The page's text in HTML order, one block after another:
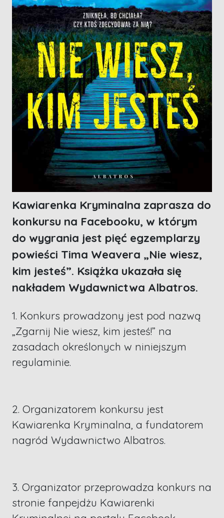
Kawiarenka Kryminalna zaprasza do
konkursu na Facebooku, w którym
do wygrania jest pięć egzemplarzy
powieści Tima Weavera „Nie wiesz,
kim jesteś”. Książka ukazała się
nakładem Wydawnictwa Albatros.
1. Konkurs prowadzony jest pod nazwą
„Zgarnij Nie wiesz, kim jesteś!” na
zasadach określonych w niniejszym
regulaminie.
2. Organizatorem konkursu jest
Kawiarenka Kryminalna, a fundatorem
nagród Wydawnictwo Albatros.
3. Organizator przeprowadza konkurs na
stronie fanpejdżu Kawiarenki